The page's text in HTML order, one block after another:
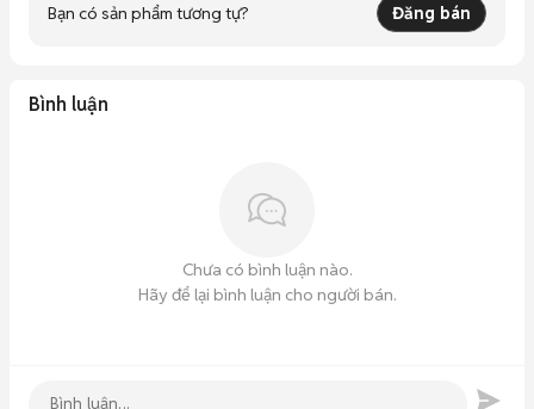
Bạn có sản phẩm tương tự? Đăng bán
Bình luận
Chưa có bình luận nào.
Hãy để lại bình luận cho người bán.